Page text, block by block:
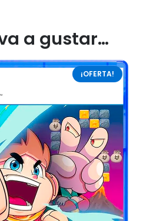
a gustar…